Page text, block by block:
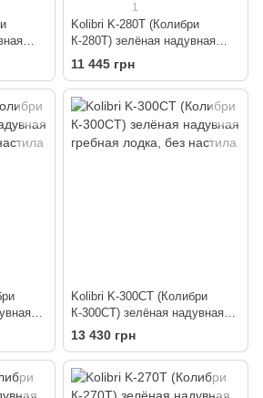
1
Kolibri K-280T (Колибри
К-280Т) зелёная надувная
гребная лодка, без настила
11 445 грн
Kolibri K-300CT (Колибри
К-300СТ) зелёная надувная
гребная лодка, без настила
13 430 грн